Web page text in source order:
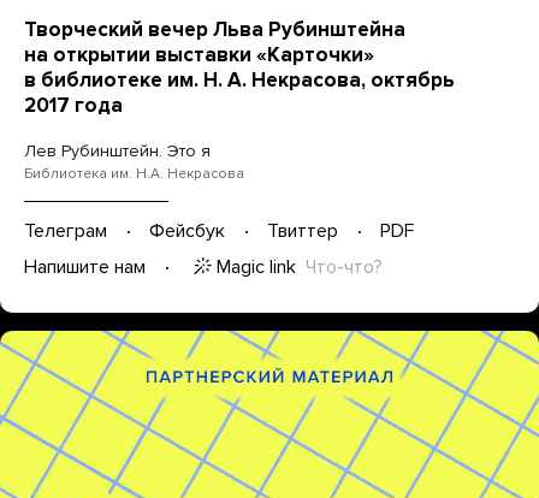
Творческий вечер Льва Рубинштейна
на открытии выставки «Карточки»
в библиотеке им. Н. А. Некрасова, октябрь
2017 года
Лев Рубинштейн. Это я
Библиотека им. Н.А. Некрасова
Телеграм Фейсбук Твиттер
PDF
Напишите нам
Magic link Что-что?